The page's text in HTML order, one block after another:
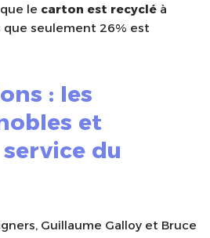
le carton est recyclé à
que seulement 26% est
: les
et
du
Guillaume Galloy et Bruce